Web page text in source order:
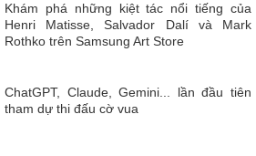
Khám phá những kiệt tác nổi tiếng của
Henri Matisse, Salvador Dalí và Mark
Rothko trên Samsung Art Store
ChatGPT, Claude, Gemini... lần đầu tiên
tham dự thi đấu cờ vua